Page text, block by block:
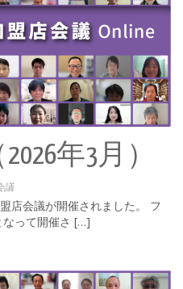
年3月）
議
店会議が開催されました。 フ
なって開催さ […]